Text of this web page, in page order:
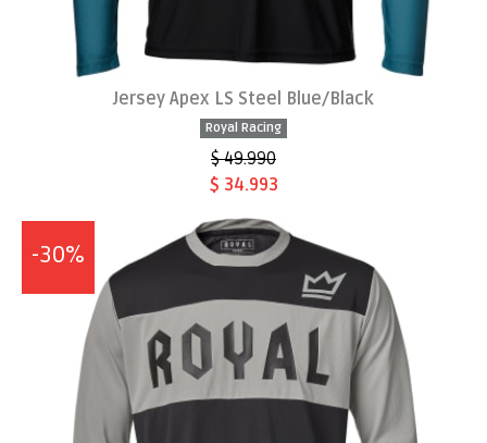
Jersey Apex LS Steel Blue/Black
Royal Racing
$ 49.990
$ 34.993
-30%